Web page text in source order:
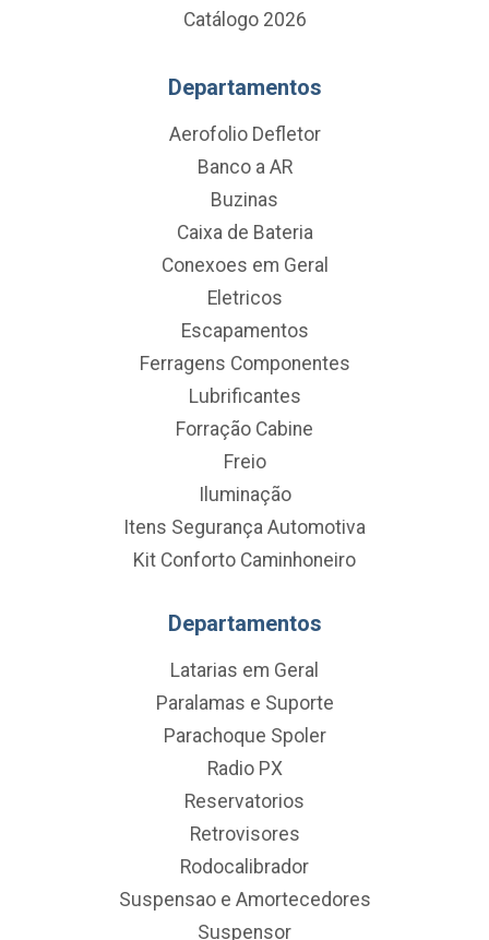
Catálogo 2026
Departamentos
Aerofolio Defletor
Banco a AR
Buzinas
Caixa de Bateria
Conexoes em Geral
Eletricos
Escapamentos
Ferragens Componentes
Lubrificantes
Forração Cabine
Freio
Iluminação
Itens Segurança Automotiva
Kit Conforto Caminhoneiro
Departamentos
Latarias em Geral
Paralamas e Suporte
Parachoque Spoler
Radio PX
Reservatorios
Retrovisores
Rodocalibrador
Suspensao e Amortecedores
Suspensor